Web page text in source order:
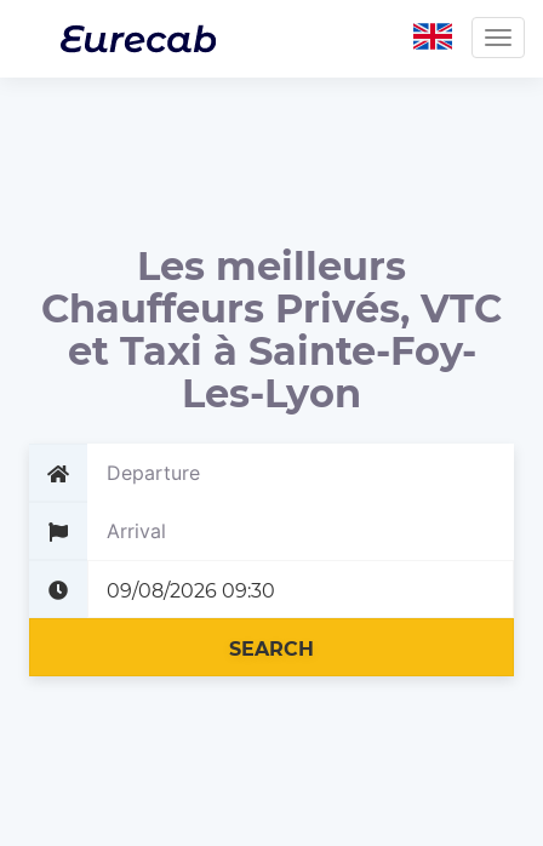
Les meilleurs
Chauffeurs Privés, VTC
et Taxi à Sainte-Foy-
Les-Lyon
SEARCH